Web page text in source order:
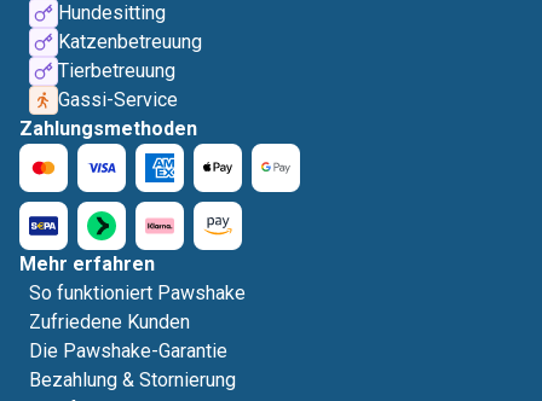
Hundesitting
Katzenbetreuung
Tierbetreuung
Gassi-Service
Zahlungsmethoden
Mehr erfahren
So funktioniert Pawshake
Zufriedene Kunden
Die Pawshake-Garantie
Bezahlung & Stornierung